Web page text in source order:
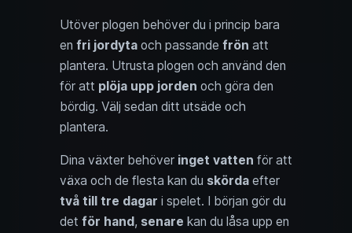
Utöver plogen behöver du i princip bara
en fri jordyta och passande frön att
plantera. Utrusta plogen och använd den
för att plöja upp jorden och göra den
bördig. Välj sedan ditt utsäde och
plantera.
Dina växter behöver inget vatten för att
växa och de flesta kan du skörda efter
två till tre dagar i spelet. I början gör du
det för hand, senare kan du låsa upp en